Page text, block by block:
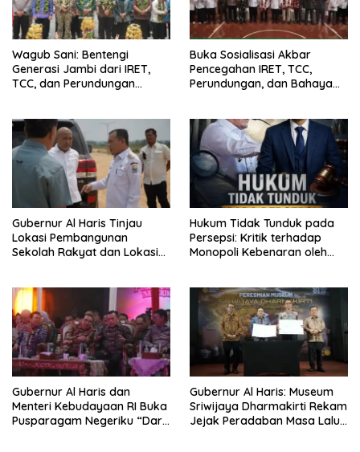
Wagub Sani: Bentengi
Generasi Jambi dari IRET,
TCC, dan Perundungan
Buka Sosialisasi Akbar
Pencegahan IRET, TCC,
Perundungan, dan Bahaya
bisa jaga diri, 60% masa
depan sudah ada di tangan”
Gubernur Al Haris Tinjau
Lokasi Pembangunan
Sekolah Rakyat dan Lokasi
Hukum Tidak Tunduk pada
Persepsi: Kritik terhadap
Monopoli Kebenaran oleh
Gubernur Al Haris dan
Menteri Kebudayaan RI Buka
Pusparagam Negeriku “Dari
Gubernur Al Haris: Museum
Sriwijaya Dharmakirti Rekam
Jejak Peradaban Masa Lalu